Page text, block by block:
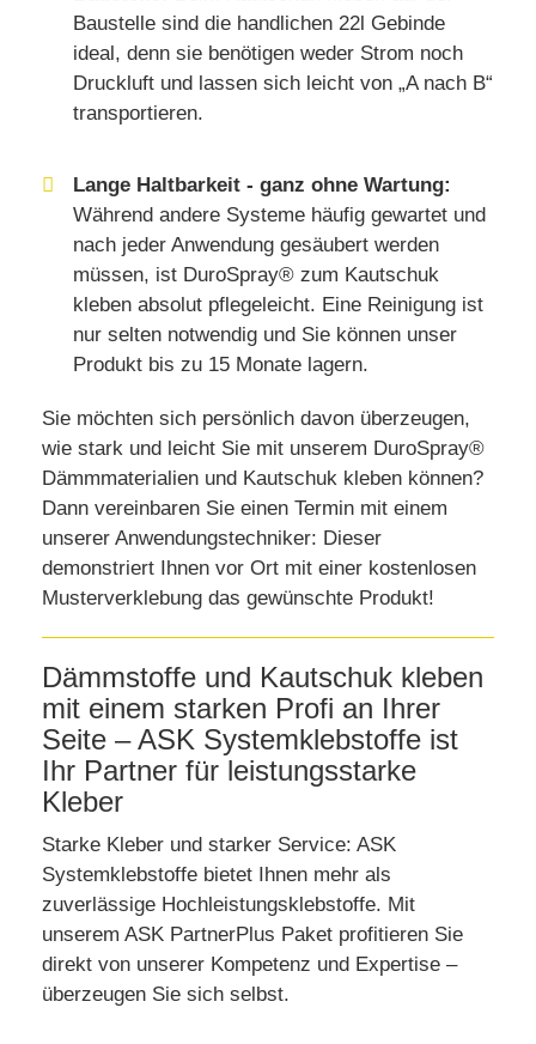
Baustelle sind die handlichen 22l Gebinde
ideal, denn sie benötigen weder Strom noch
Druckluft und lassen sich leicht von „A nach B“
transportieren.
Lange Haltbarkeit - ganz ohne Wartung:
Während andere Systeme häufig gewartet und
nach jeder Anwendung gesäubert werden
müssen, ist DuroSpray® zum Kautschuk
kleben absolut pflegeleicht. Eine Reinigung ist
nur selten notwendig und Sie können unser
Produkt bis zu 15 Monate lagern.
Sie möchten sich persönlich davon überzeugen,
wie stark und leicht Sie mit unserem DuroSpray®
Dämmmaterialien und Kautschuk kleben können?
Dann vereinbaren Sie einen Termin mit einem
unserer Anwendungstechniker: Dieser
demonstriert Ihnen vor Ort mit einer kostenlosen
Musterverklebung das gewünschte Produkt!
Dämmstoffe und Kautschuk kleben
mit einem starken Profi an Ihrer
Seite – ASK Systemklebstoffe ist
Ihr Partner für leistungsstarke
Kleber
Starke Kleber und starker Service: ASK
Systemklebstoffe bietet Ihnen mehr als
zuverlässige Hochleistungsklebstoffe. Mit
unserem ASK PartnerPlus Paket profitieren Sie
direkt von unserer Kompetenz und Expertise –
überzeugen Sie sich selbst.